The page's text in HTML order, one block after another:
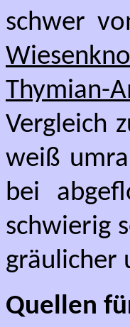
schwer
Thymian-
Vergleich
weiß
bei
schwierig
gräulicher
Quellen